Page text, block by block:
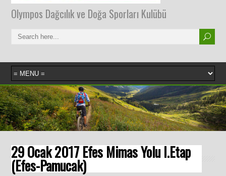
Olympos Dağcılık ve Doğa Sporları Kulübü
29 Ocak 2017 Efes Mimas Yolu I.Etap
(Efes-Pamucak)